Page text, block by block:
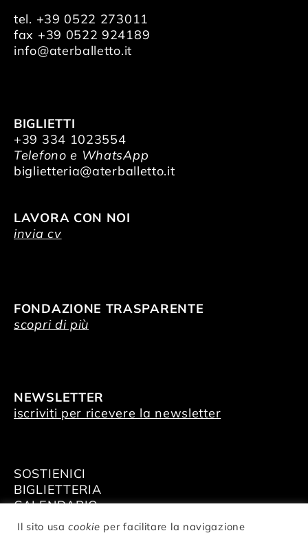
tel. +39 0522 273011
fax +39 0522 924189
info@aterballetto.it
BIGLIETTI
+39 334 1023554
Telefono e WhatsApp
biglietteria@aterballetto.it
LAVORA CON NOI
invia cv
FONDAZIONE TRASPARENTE
scopri di più
NEWSLETTER
iscriviti per ricevere la newsletter
SOSTIENICI
BIGLIETTERIA
CALENDARIO
AFFITTA GLI SPAZI
Il sito usacookie per facilitare la navigazione